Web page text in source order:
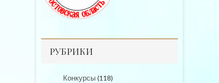
РУБРИКИ
Конкурсы (118)